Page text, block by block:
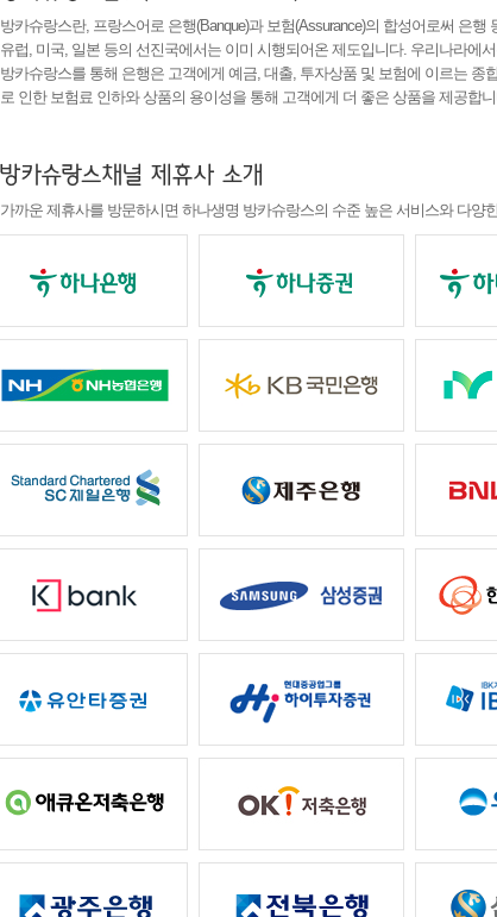
방카슈랑스란, 프랑스어로 은행(Banque)과 보험(Assurance)의 합성어로써 은
유럽, 미국, 일본 등의 선진국에서는 이미 시행되어온 제도입니다. 우리나라에
방카슈랑스를 통해 은행은 고객에게 예금, 대출, 투자상품 및 보험에 이르는
로 인한 보험료 인하와 상품의 용이성을 통해 고객에게 더 좋은 상품을 제공합
가까운 제휴사를 방문하시면 하나생명 방카슈랑스의 수준 높은 서비스와 다양